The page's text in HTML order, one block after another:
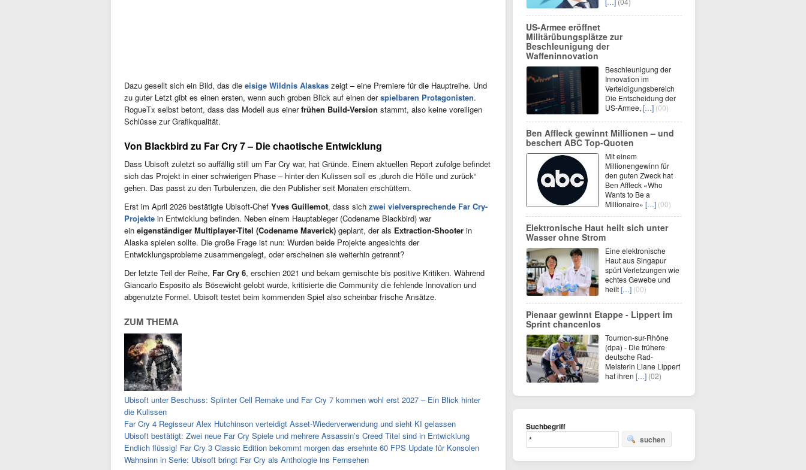
Dazu gesellt sich ein Bild, das die eisige Wildnis Alaskas zeigt – eine Premiere für die Hauptreihe. Und
zu guter Letzt gibt es einen ersten, wenn auch groben Blick auf einen derspielbaren Protagonisten.
RogueTx selbst betont, dass das Modell aus einerfrühen Build-Version stammt, also keine voreiligen
Schlüsse zur Grafikqualität.
Von Blackbird zu Far Cry 7 – Die chaotische Entwicklung
Dass Ubisoft zuletzt so auffällig still um Far Cry war, hat Gründe. Einem aktuellen Report zufolge befindet
sich das Projekt in einer schwierigen Phase – hinter den Kulissen soll es „durch die Hölle und zurück“
gehen. Das passt zu den Turbulenzen, die den Publisher seit Monaten erschüttern.
Erst im April 2026 bestätigte Ubisoft-Chef Yves Guillemot, dass sich zwei vielversprechende Far Cry-
Projekte in Entwicklung befinden. Neben einem Hauptableger (Codename Blackbird) war
ein eigenständiger Multiplayer-Titel (Codename Maverick) geplant, der als Extraction-Shooter in
Alaska spielen sollte. Die große Frage ist nun: Wurden beide Projekte angesichts der
Entwicklungsprobleme zusammengelegt, oder erscheinen sie weiterhin getrennt?
Der letzte Teil der Reihe, Far Cry 6, erschien 2021 und bekam gemischte bis positive Kritiken. Während
Giancarlo Esposito als Bösewicht gelobt wurde, kritisierte die Community die fehlende Innovation und
abgenutzte Formel. Ubisoft testet beim kommenden Spiel also scheinbar frische Ansätze.
ZUM THEMA
Ubisoft unter Beschuss: Splinter Cell Remake und Far Cry 7 kommen wohl erst 2027 – Ein Blick hinter
die Kulissen
Far Cry 4 Regisseur Alex Hutchinson verteidigt Asset-Wiederverwendung und sieht KI gelassen
Ubisoft bestätigt: Zwei neue Far Cry Spiele und mehrere Assassin’s Creed Titel sind in Entwicklung
Endlich flüssig! Far Cry 3 Classic Edition bekommt morgen das ersehnte 60 FPS Update für Konsolen
Wahnsinn in Serie: Ubisoft bringt Far Cry als Anthologie ins Fernsehen
US-Armee eröffnet
Militärübungsplätze zur
Beschleunigung der
Waffeninnovation
Beschleunigung der
Innovation im
Verteidigungsbereich
Die Entscheidung der
US-Armee, […] (00)
Ben Affleck gewinnt Millionen – und
beschert ABC Top-Quoten
Mit einem
Millionengewinn für
den guten Zweck hat
Ben Affleck «Who
Wants to Be a
Millionaire» […] (00)
Elektronische Haut heilt sich unter
Wasser ohne Strom
Eine elektronische
Haut aus Singapur
spürt Verletzungen wie
echtes Gewebe und
heilt[…] (00)
Pienaar gewinnt Etappe - Lippert im
Sprint chancenlos
Tournon-sur-Rhône
(dpa) - Die frühere
deutsche Rad-
Meisterin Liane Lippert
hat ihren […] (02)
Suchbegriff
suchen